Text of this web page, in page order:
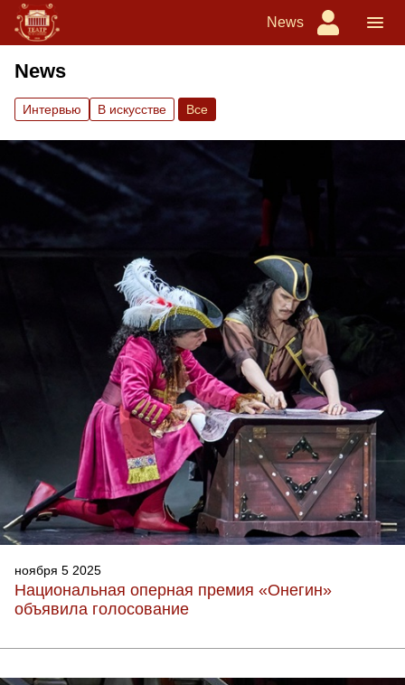
News
News
Интервью В искусстве Вce
ноября 5 2025
Национальная оперная премия «Онегин»
объявила голосование